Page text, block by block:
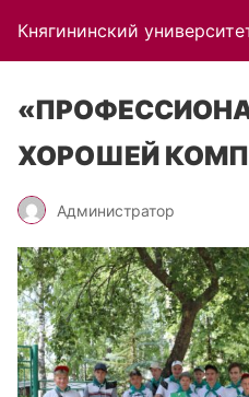
Княгининский
ХОРОШЕЙ
Администратор